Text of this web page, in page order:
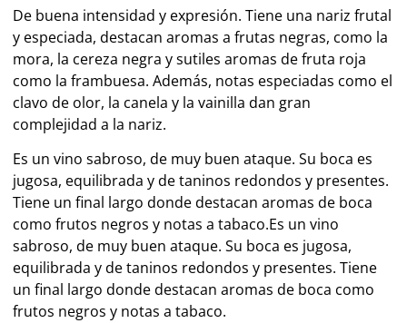
De buena intensidad y expresión. Tiene una nariz frutal
y especiada, destacan aromas a frutas negras, como la
mora, la cereza negra y sutiles aromas de fruta roja
como la frambuesa. Además, notas especiadas como el
clavo de olor, la canela y la vainilla dan gran
complejidad a la nariz.
Es un vino sabroso, de muy buen ataque. Su boca es
jugosa, equilibrada y de taninos redondos y presentes.
Tiene un final largo donde destacan aromas de boca
como frutos negros y notas a tabaco.Es un vino
sabroso, de muy buen ataque. Su boca es jugosa,
equilibrada y de taninos redondos y presentes. Tiene
un final largo donde destacan aromas de boca como
frutos negros y notas a tabaco.